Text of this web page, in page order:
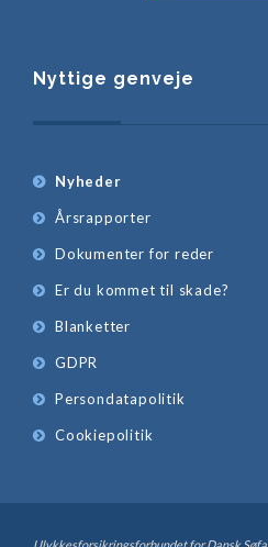
Nyttige genveje
Nyheder
Årsrapporter
Dokumenter for reder
Er du kommet til skade?
Blanketter
GDPR
Persondatapolitik
Cookiepolitik